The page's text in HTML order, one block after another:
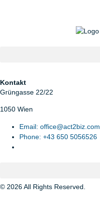
Kontakt
Grüngasse 22/22
1050 Wien
Email: office@act2biz.com
Phone: +43 650 5056526
© 2026 All Rights Reserved.